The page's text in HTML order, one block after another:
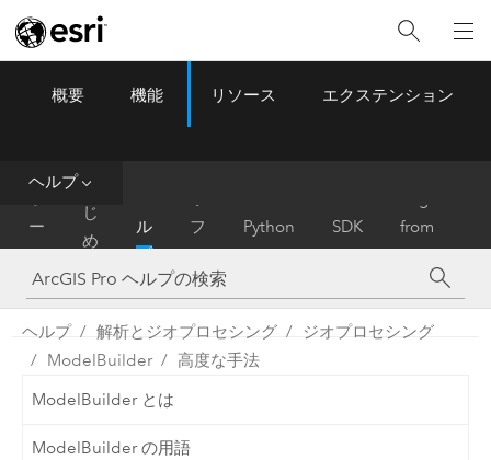
ArcGIS Pro Menu
概要 機能 リソース エクステンション
ヘルプ
ー
ム
は
じ
め
に
ル
プ
フ
ァ
レ
ン
ス
Python SDK
from
ArcMap
ヘルプ 解析とジオプロセシング
ジオプロセシング
ModelBuilder
高度な手法
ModelBuilder とは
ModelBuilder の用語